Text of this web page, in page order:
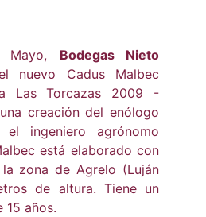
Mayo, Bodegas Nieto
nuevo Cadus Malbec
Las Torcazas 2009 -
creación del enólogo
ingeniero agrónomo
está elaborado con
zona de Agrelo (Luján
de altura. Tiene un
15 años.